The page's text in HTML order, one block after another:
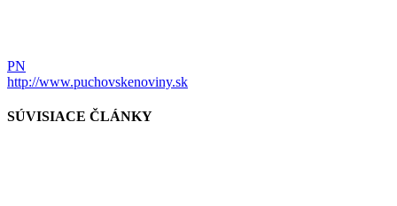
PN
http://www.puchovskenoviny.sk
SÚVISIACE ČLÁNKY